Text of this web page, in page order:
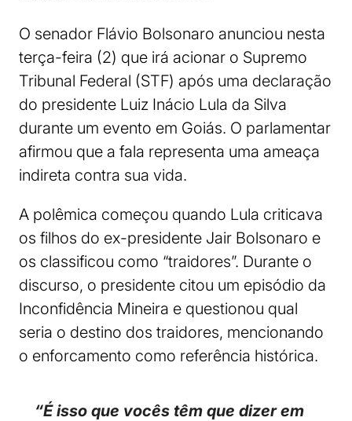
O senador Flávio Bolsonaro anunciou nesta
terça-feira (2) que irá acionar o Supremo
Tribunal Federal (STF) após uma declaração
do presidente Luiz Inácio Lula da Silva
durante um evento em Goiás. O parlamentar
afirmou que a fala representa uma ameaça
indireta contra sua vida.
A polêmica começou quando Lula criticava
os filhos do ex-presidente Jair Bolsonaro e
os classificou como “traidores”. Durante o
discurso, o presidente citou um episódio da
Inconfidência Mineira e questionou qual
seria o destino dos traidores, mencionando
o enforcamento como referência histórica.
“É isso que vocês têm que dizer em